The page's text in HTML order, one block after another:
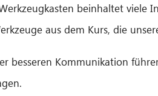
beinhaltet viele
aus dem Kurs, die
besseren Kommunikation